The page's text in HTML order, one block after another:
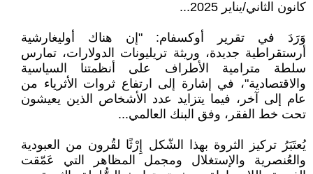
كانون الثاني/يناير 2025...
وَرَدَ في تقرير أوكسفام: "إن هناك أوليغارشية
أرستقراطية جديدة، وريثة تريليونات الدولارات، تمارس
سلطة مترامية الأطراف على أنظمتنا السياسية
والاقتصادية"، في إشارة إلى ارتفاع ثروات الأثرياء من
عام إلى آخر، فيما يتزايد عدد الأشخاص الذين يعيشون
تحت خط الفقر، وفق البنك العالمي...
يُعتَبَرُ تركيز الثروة بهذا الشّكل إِرْثًا لقُرون من العبودية
والعُنصرية والإستغلال ومجمل المظاهر التي عَمّقت